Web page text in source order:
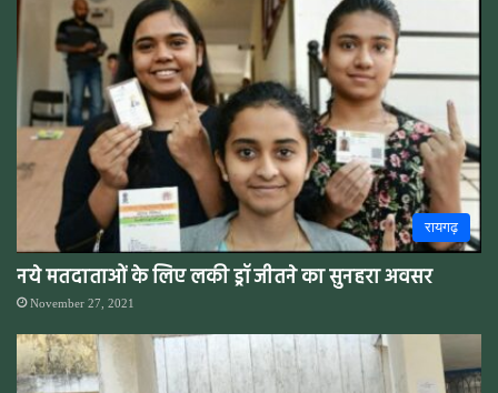
रायगढ़
नये मतदाताओं के लिए लकी ड्रॉ जीतने का सुनहरा अवसर
November 27, 2021